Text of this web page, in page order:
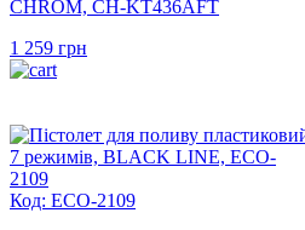
CHROM, CH-KT436AFT
1 259 грн
Код: ECO-2109